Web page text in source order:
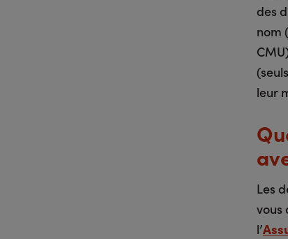
des
nom
leur
Les
vous
l’